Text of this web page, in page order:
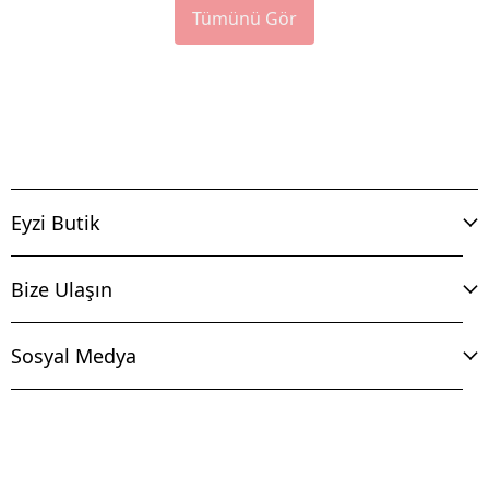
Tümünü Gör
Eyzi Butik
Bize Ulaşın
Sosyal Medya